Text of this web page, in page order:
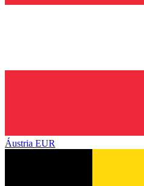
Áustria EUR